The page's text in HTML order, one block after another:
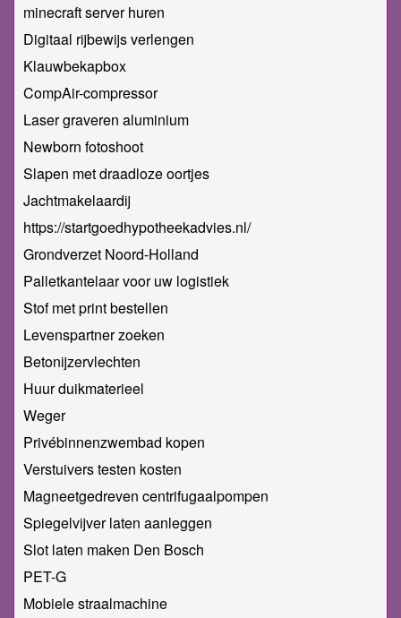
minecraft server huren
Digitaal rijbewijs verlengen
Klauwbekapbox
CompAir-compressor
Laser graveren aluminium
Newborn fotoshoot
Slapen met draadloze oortjes
Jachtmakelaardij
https://startgoedhypotheekadvies.nl/
Grondverzet Noord-Holland
Palletkantelaar voor uw logistiek
Stof met print bestellen
Levenspartner zoeken
Betonijzervlechten
Huur duikmaterieel
Weger
Privébinnenzwembad kopen
Verstuivers testen kosten
Magneetgedreven centrifugaalpompen
Spiegelvijver laten aanleggen
Slot laten maken Den Bosch
PET-G
Mobiele straalmachine